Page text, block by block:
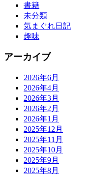
書籍
未分類
気まぐれ日記
趣味
アーカイブ
2026年6月
2026年4月
2026年3月
2026年2月
2026年1月
2025年12月
2025年11月
2025年10月
2025年9月
2025年8月